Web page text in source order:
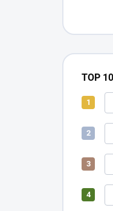
TOP